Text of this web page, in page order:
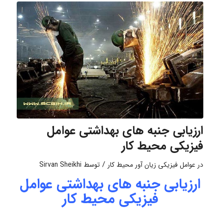
ارزیابی جنبه های بهداشتی عوامل
فیزیکی محیط کار
در عوامل فیزیکی زیان آور محیط کار / توسط Sirvan Sheikhi
ارزیابی جنبه های بهداشتی عوامل
فیزیکی محیط کار